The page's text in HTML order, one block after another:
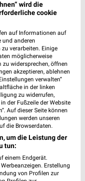
gültig
6,2 km
wird die
cookie
auf Informationen auf
und anderen
verarbeiten. Einige
möglicherweise
zu widersprechen, öffnen
akzeptieren, ablehnen
verwalten“
in der linken
zu widerrufen,
der Fußzeile der Website
Auf dieser Seite können
werden unseren
die Browserdaten.
um die Leistung der
tun:
einem Endgerät.
Erstellung
von Profilen zur